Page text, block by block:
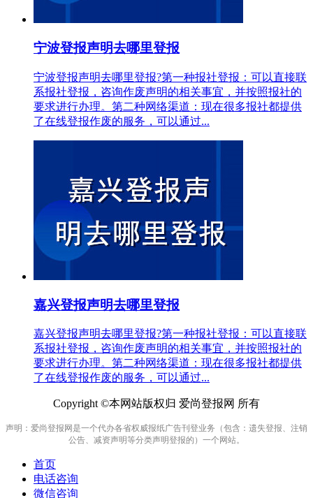
宁波登报声明去哪里登报
宁波登报声明去哪里登报?第一种报社登报：可以直接联
系报社登报，咨询作废声明的相关事宜，并按照报社的
要求进行办理。第二种网络渠道：现在很多报社都提供
了在线登报作废的服务，可以通过...
嘉兴登报声明去哪里登报
嘉兴登报声明去哪里登报?第一种报社登报：可以直接联
系报社登报，咨询作废声明的相关事宜，并按照报社的
要求进行办理。第二种网络渠道：现在很多报社都提供
了在线登报作废的服务，可以通过...
Copyright ©本网站版权归 爱尚登报网 所有
声明：爱尚登报网是一个代办各省权威报纸广告刊登业务（包含：遗失登报、注销
公告、减资声明等分类声明登报的）一个网站。
首页
电话咨询
微信咨询